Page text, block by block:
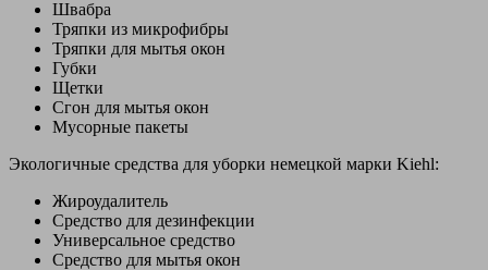
Швабра
Тряпки из микрофибры
Тряпки для мытья окон
Губки
Щетки
Сгон для мытья окон
Мусорные пакеты
Экологичные средства для уборки немецкой марки Kiehl:
Жироудалитель
Средство для дезинфекции
Универсальное средство
Средство для мытья окон